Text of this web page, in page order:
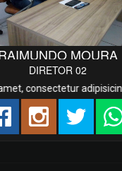
MOURA
DIRETOR 02
consectetur adipisicing